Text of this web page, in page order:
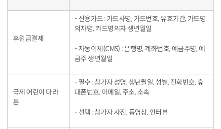
후원금결제
- 신용카드 : 카드사명, 카드번호, 유효기간, 카드명
의자명, 카드명의자 생년월일
- 자동이체(CMS) : 은행명, 계좌번호, 예금주명, 예
금주 생년월일
국제 어린이 마라
톤
- 필수 : 참가자 성명, 생년월일, 성별, 전화번호, 휴
대폰번호, 이메일, 주소, 소속
- 선택 : 참가자 사진, 동영상, 인터뷰